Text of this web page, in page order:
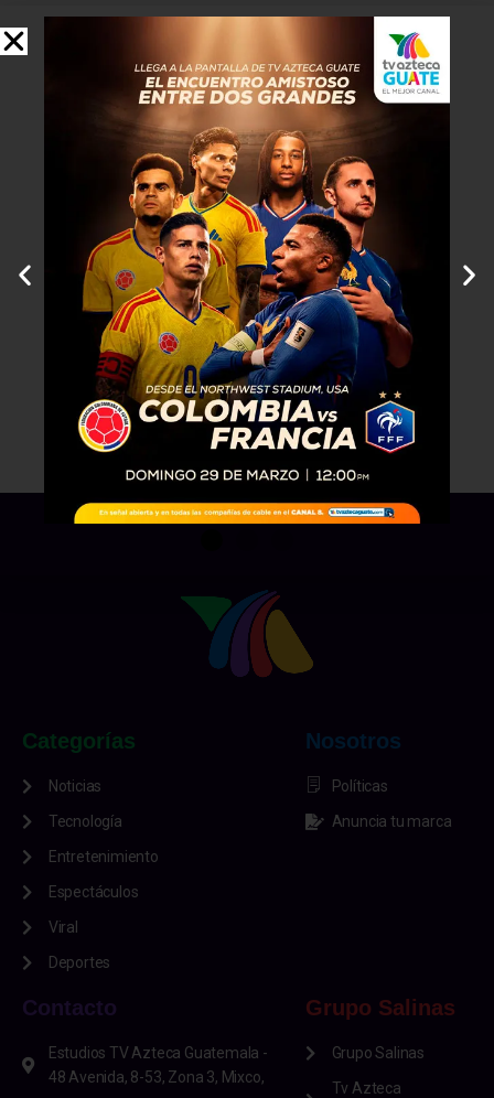
Categorías
Noticias
Tecnología
Entretenimiento
Espectáculos
Viral
Deportes
Nosotros
Políticas
Anuncia tu marca
Contacto
Estudios TV Azteca Guatemala -
48 Avenida, 8-53, Zona 3, Mixco,
Grupo Salinas
Grupo Salinas
Tv Azteca